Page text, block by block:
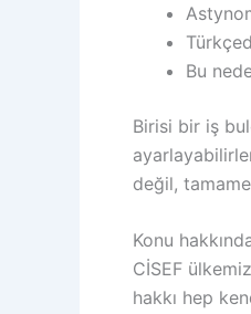
Bu
Birisi bir iş
değil,
Konu
CİSEF
hakkı hep